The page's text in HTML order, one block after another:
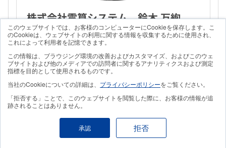
このウェブサイトでは、お客様のコンピューターにCookieを保存します。こ
のCookieは、ウェブサイトの利用に関する情報を収集するために使用され、
これによって利用者を記憶できます。
この情報は、ブラウジング環境の改善およびカスタマイズ、およびこのウェ
ブサイトおよび他のメディアでの訪問者に関するアナリティクスおよび測定
指標を目的として使用されるものです。
当社のCookieについての詳細は、 プライバシーポリシーをご覧ください。
「拒否する」ことで、このウェブサイトを閲覧した際に、お客様の情報が追
跡されることはありません。
承認 拒否
株式会社電算システム 鈴木 万絢
＜プロフィール＞
入社4年目。データエンジニアとしてデータ分
析・活用に関するプロダクト、特にLookerに関
する一連の構築や支援に携わる。何事も先ずは
やってみよう、の精神。
顧客に寄り添い伴走する支援を心掛けていま
す。気軽にご相談ください！